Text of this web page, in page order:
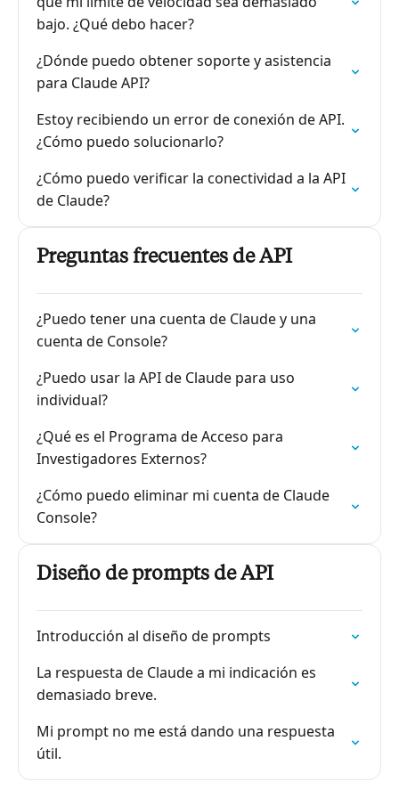
bajo. ¿Qué debo hacer?
¿Dónde puedo obtener soporte y asistencia
para Claude API?
Estoy recibiendo un error de conexión de API.
¿Cómo puedo solucionarlo?
¿Cómo puedo verificar la conectividad a la API
de Claude?
Preguntas frecuentes de API
¿Puedo tener una cuenta de Claude y una
cuenta de Console?
¿Puedo usar la API de Claude para uso
individual?
¿Qué es el Programa de Acceso para
Investigadores Externos?
¿Cómo puedo eliminar mi cuenta de Claude
Console?
Diseño de prompts de API
Introducción al diseño de prompts
La respuesta de Claude a mi indicación es
demasiado breve.
Mi prompt no me está dando una respuesta
útil.